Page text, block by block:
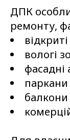
ДПК
ремонту,
вологі
фасадні
паркани
балкони